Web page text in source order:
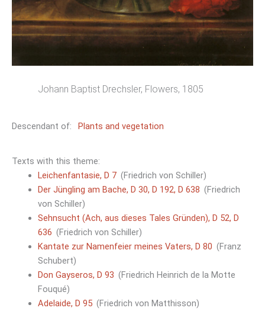
Johann Baptist Drechsler, Flowers, 1805
Descendant of: Plants and vegetation
Texts with this theme:
Leichenfantasie, D 7(Friedrich von Schiller)
Der Jüngling am Bache, D 30, D 192, D 638 (Friedrich
von Schiller)
Sehnsucht (Ach, aus dieses Tales Gründen), D 52, D
636 (Friedrich von Schiller)
Kantate zur Namenfeier meines Vaters, D 80 (Franz
Schubert)
Don Gayseros, D 93 (Friedrich Heinrich de la Motte
Fouqué)
Adelaide, D 95(Friedrich von Matthisson)